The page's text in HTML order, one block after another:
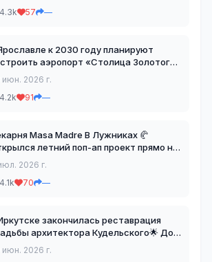
силуэтов. Динамичные
4.3k
57 —
к 2030 году планируют
аэропорт «Столица Золотого
✈️ Авторы проекта –
реализуют за счет частных
июн. 2026 г.
4.2k
91 —
Masa Madre В Лужниках 🥐
летний поп-ап проект прямо на
где можно перекусить на траве
Architecture 📐
2026 г.
4.1k
70 —
закончилась реставрация
архитектора Кудельского🌟 Дом
своей кладкой из саманного
июн. 2026 г.